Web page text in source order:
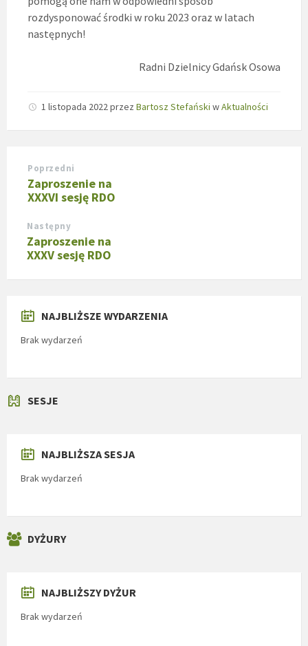
rozdysponować środki w roku 2023 oraz w latach
następnych!
Radni Dzielnicy Gdańsk Osowa
1 listopada 2022przez Bartosz Stefański wAktualności
Poprzedni
Zaproszenie na
XXXVI sesję RDO
Następny
Zaproszenie na
XXXV sesję RDO
NAJBLIŻSZE WYDARZENIA
Brak wydarzeń
SESJE
NAJBLIŻSZA SESJA
Brak wydarzeń
DYŻURY
NAJBLIŻSZY DYŻUR
Brak wydarzeń